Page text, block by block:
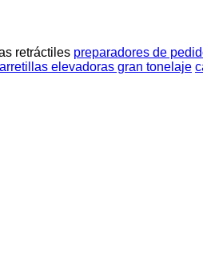
retráctiles preparadores de
elevadoras gran tonelaje